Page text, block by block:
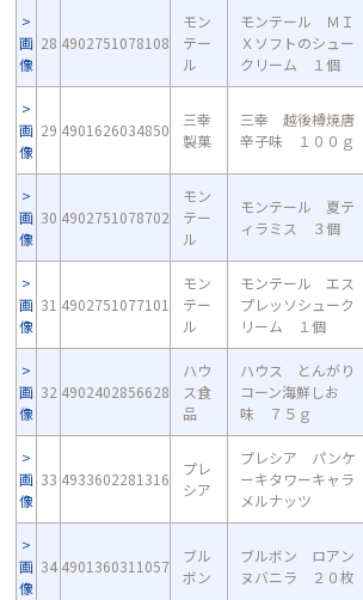
画
像
28 4902751078108
モン
テー
ル
モンテール ＭＩ
Ｘソフトのシュー
クリーム １個
画
像
29 4901626034850
三幸
製菓
三幸 越後樽焼唐
辛子味 １００ｇ
画
像
30 4902751078702
モン
テー
ル
モンテール 夏テ
ィラミス ３個
画
像
31 4902751077101
モン
テー
ル
モンテール エス
プレッソシューク
リーム １個
画
像
32 4902402856628
ハウ
ス食
品
ハウス とんがり
コーン海鮮しお
味 ７５ｇ
画
像
33 4933602281316
プレ
シア
プレシア パンケ
ーキタワーキャラ
メルナッツ
画
像
34 4901360311057
ブル
ボン
ブルボン ロアン
ヌバニラ ２０枚